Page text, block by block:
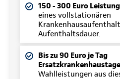
150 - 300 Euro
eines vollstationären
Aufenthaltsdauer.
Bis zu 90 Euro je Tag
Wahlleistungen aus